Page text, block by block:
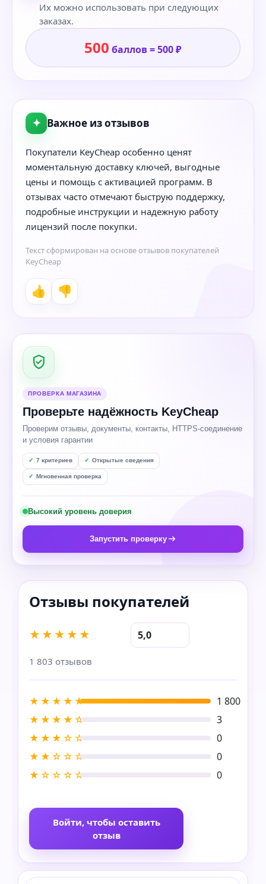
Их можно использовать при следующих
заказах.
500 баллов = 500 ₽
✦ Важное из отзывов
Покупатели KeyCheap особенно ценят
моментальную доставку ключей, выгодные
цены и помощь с активацией программ. В
отзывах часто отмечают быструю поддержку,
подробные инструкции и надежную работу
лицензий после покупки.
Текст сформирован на основе отзывов покупателей
KeyCheap
👍 👎
ПРОВЕРКА МАГАЗИНА
Проверьте надёжность KeyCheap
Проверим отзывы, документы, контакты, HTTPS-соединение
и условия гарантии
7 критериев Открытые сведения
Мгновенная проверка
Высокий уровень доверия
Запустить проверку
★★★★★ 5,0
1 803 отзывов
★★★★★
1 800
★★★★☆
3
★★★☆☆
0
★★☆☆☆
0
★☆☆☆☆
0
Войти, чтобы оставить
отзыв